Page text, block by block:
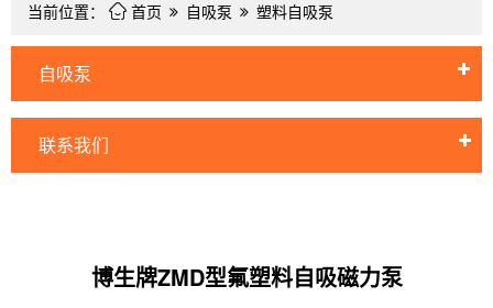
当前位置：  首页 自吸泵 塑料自吸泵
自吸泵
联系我们
博生牌ZMD型氟塑料自吸磁力泵